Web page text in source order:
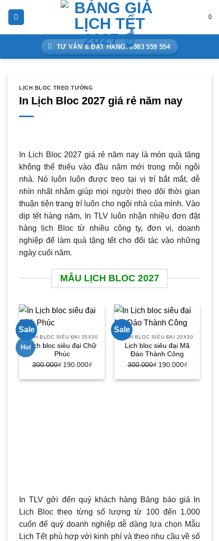
0
TƯ VẤN & ĐẶT HÀNG: 0983 559 554
LỊCH BLOC TREO TƯỜNG
In Lịch Bloc 2027 giá rẻ năm nay
In Lịch Bloc 2027 giá rẻ năm nay là món quà tặng
không thể thiếu vào đầu năm mới trong mỗi ngôi
nhà. Nó luôn luôn được treo tại vị trí bắt mắt, dễ
nhìn nhất nhằm giúp mọi người theo dõi thời gian
thuận tiện trang trí luôn cho ngôi nhà của mình. Vào
dịp tết hàng năm, In TLV luôn nhận nhiều đơn đặt
hàng lịch Bloc từ nhiều công ty, đơn vị, doanh
nghiệp để làm quà tặng tết cho đối tác vào những
ngày cuối năm.
MẪU LỊCH BLOC 2027
Sale
Hot
LỊCH BLOC SIÊU ĐẠI 20X30
Lịch bloc siêu đại Chữ
Phúc
300.000₫ Giá
190.000₫
Sale
LỊCH BLOC SIÊU ĐẠI 20X30
Lịch bloc siêu đại Mã
Đáo Thành Công
300.000₫ Giá
190.000₫
In TLV gởi đến quý khách hàng Bảng báo giá In
Lịch Bloc theo từng số lượng từ 100 đến 1.000
cuốn để quý doanh nghiệp dễ dàng lựa chọn Mẫu
Lịch Tết phù hợp với kinh phí và theo nhu cầu về số